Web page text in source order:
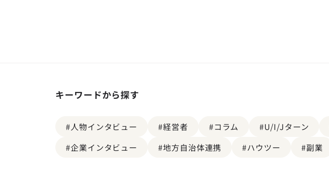
キーワードから探す
#人物インタビュー #経営者 #コラム #U/I/Jターン
#企業インタビュー
#地方自治体連携 #ハウツー #副業